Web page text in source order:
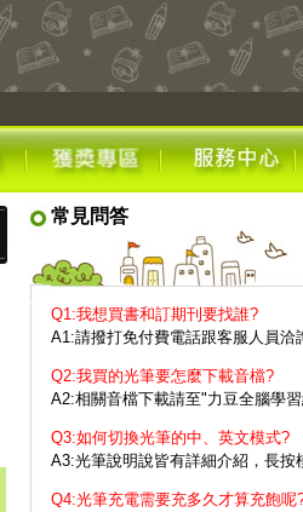
常見問答
Q1:我想買書和訂期刊要找誰?
A1:請撥打免付費電話跟客服人員洽
Q2:我買的光筆要怎麼下載音檔?
A2:相關音檔下載請至"力豆全腦學
Q3:如何切換光筆的中、英文模式?
A3:光筆說明說皆有詳細介紹，長按
Q4:光筆充電需要充多久才算充飽呢